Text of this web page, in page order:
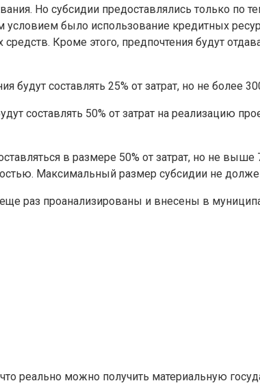
Но субсидии предоставлялись только по
было использование кредитных
Кроме этого, предпочтения будут
будут составлять 25% от затрат, но не более
составлять 50% от затрат на реализацию
в размере 50% от затрат, но не выше
Максимальный размер субсидии не
раз проанализированы и внесены в
реально можно получить материальную